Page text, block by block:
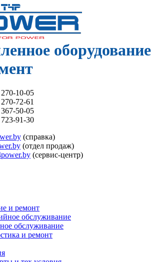
оборудование
10-05
72-61
50-05
91-30
(справка)
(отдел продаж)
(сервис-центр)
и ремонт
обслуживание
обслуживание
и ремонт